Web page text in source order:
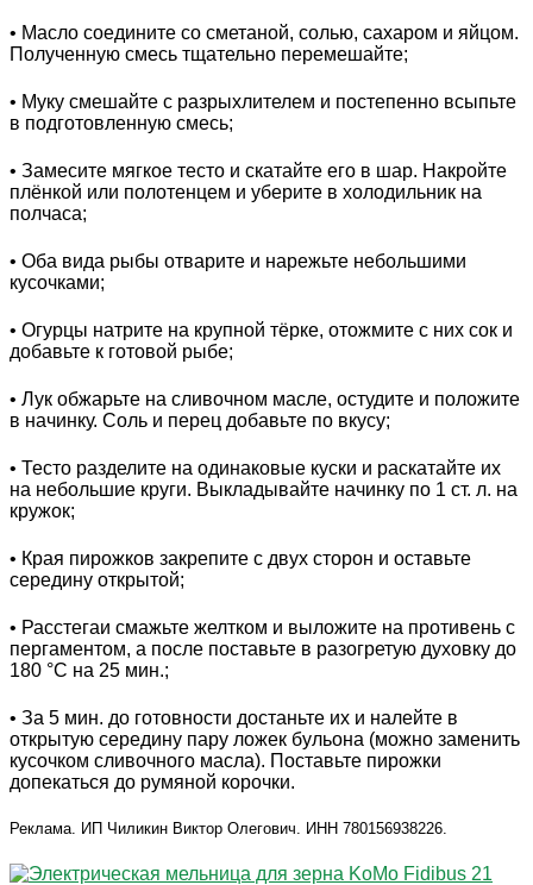
• Масло соедините со сметаной, солью, сахаром и яйцом.
Полученную смесь тщательно перемешайте;
• Муку смешайте с разрыхлителем и постепенно всыпьте
в подготовленную смесь;
• Замесите мягкое тесто и скатайте его в шар. Накройте
плёнкой или полотенцем и уберите в холодильник на
полчаса;
• Оба вида рыбы отварите и нарежьте небольшими
кусочками;
• Огурцы натрите на крупной тёрке, отожмите с них сок и
добавьте к готовой рыбе;
• Лук обжарьте на сливочном масле, остудите и положите
в начинку. Соль и перец добавьте по вкусу;
• Тесто разделите на одинаковые куски и раскатайте их
на небольшие круги. Выкладывайте начинку по 1 ст. л. на
кружок;
• Края пирожков закрепите с двух сторон и оставьте
середину открытой;
• Расстегаи смажьте желтком и выложите на противень с
пергаментом, а после поставьте в разогретую духовку до
180 °C на 25 мин.;
• За 5 мин. до готовности достаньте их и налейте в
открытую середину пару ложек бульона (можно заменить
кусочком сливочного масла). Поставьте пирожки
допекаться до румяной корочки.
Реклама. ИП Чиликин Виктор Олегович. ИНН 780156938226.